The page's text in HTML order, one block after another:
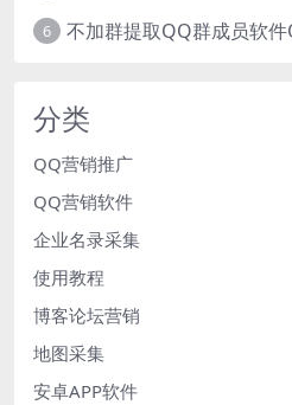
6
分类
QQ营销推广
QQ营销软件
企业名录采集
使用教程
博客论坛营销
地图采集
安卓APP软件